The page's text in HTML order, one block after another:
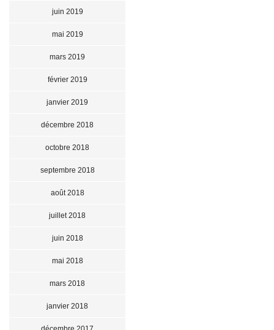
juin 2019
mai 2019
mars 2019
février 2019
janvier 2019
décembre 2018
octobre 2018
septembre 2018
août 2018
juillet 2018
juin 2018
mai 2018
mars 2018
janvier 2018